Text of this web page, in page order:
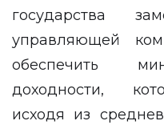
государства
управляющей
обеспечить
доходности,
исходя из